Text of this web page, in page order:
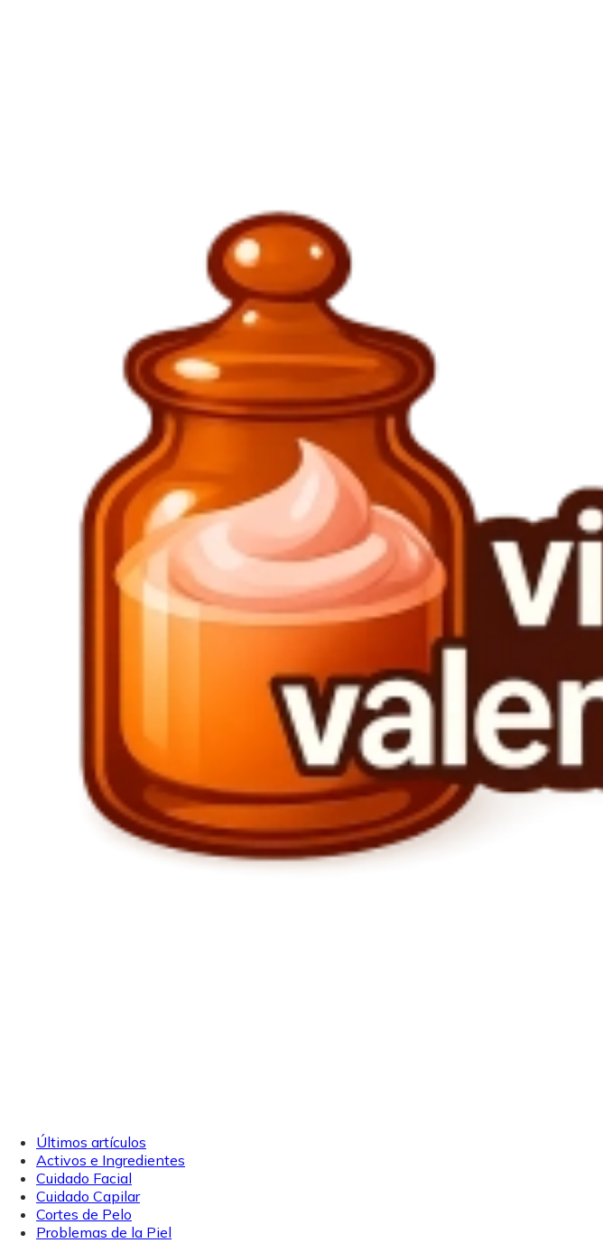
Últimos artículos
Activos e Ingredientes
Cuidado Facial
Cuidado Capilar
Cortes de Pelo
Problemas de la Piel